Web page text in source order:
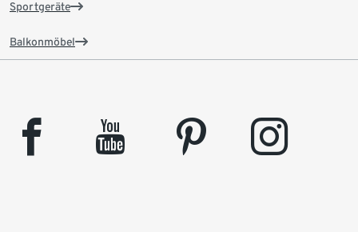
Sportgeräte
Balkonmöbel
facebook youtube pinterest instagram